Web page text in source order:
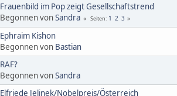
Frauenbild im Pop zeigt Gesellschaftstrend
Begonnen vonSandra Seiten 1 2 3
Ephraim Kishon
Begonnen von Bastian
RAF?
Begonnen vonSandra
Elfriede Jelinek/Nobelpreis/Österreich